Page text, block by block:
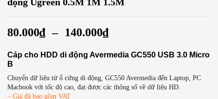
80.000₫ – 140.000₫
Cáp cho HDD di động Avermedia GC550 USB 3.0 Micro
B
Chuyển dữ liệu từ ổ cứng di động, GC550 Avermedia đến Laptop, PC
Macbook với tốc độ cao, đạt được các thông số về dữ liệu HD.
– Giá đã bao gồm VAT